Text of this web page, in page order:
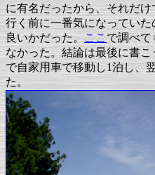
に有名だったから、それだけ
行く前に一番気になってい
良いかだった。ここで調べて
なかった。結論は最後に書こ
で自家用車で移動し1泊し、
た。